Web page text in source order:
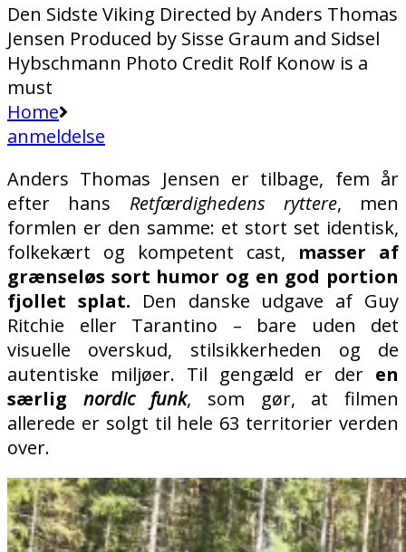
Den Sidste Viking Directed by Anders Thomas
Jensen Produced by Sisse Graum and Sidsel
Hybschmann Photo Credit Rolf Konow is a
must
Home
anmeldelse
Anders Thomas Jensen er tilbage, fem år
efter hans Retfærdighedens ryttere, men
formlen er den samme: et stort set identisk,
folkekært og kompetent cast, masser af
grænseløs sort humor og en god portion
fjollet splat. Den danske udgave af Guy
Ritchie eller Tarantino – bare uden det
visuelle overskud, stilsikkerheden og de
autentiske miljøer. Til gengæld er der en
særlig nordic funk, som gør, at filmen
allerede er solgt til hele 63 territorier verden
over.